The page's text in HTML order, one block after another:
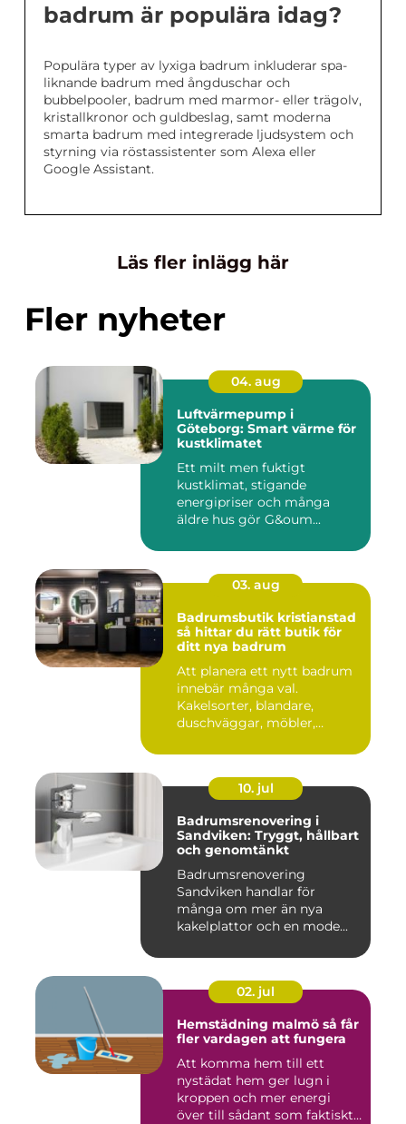
badrum är populära idag?
Populära typer av lyxiga badrum inkluderar spa-
liknande badrum med ångduschar och
bubbelpooler, badrum med marmor- eller trägolv,
kristallkronor och guldbeslag, samt moderna
smarta badrum med integrerade ljudsystem och
styrning via röstassistenter som Alexa eller
Google Assistant.
Läs fler inlägg här
Fler nyheter
04. aug
Luftvärmepump i
Göteborg: Smart värme för
kustklimatet
Ett milt men fuktigt
kustklimat, stigande
energipriser och många
äldre hus gör G&oum...
03. aug
Badrumsbutik kristianstad
så hittar du rätt butik för
ditt nya badrum
Att planera ett nytt badrum
innebär många val.
Kakelsorter, blandare,
duschväggar, möbler,
10. jul
Badrumsrenovering i
Sandviken: Tryggt, hållbart
och genomtänkt
Badrumsrenovering
Sandviken handlar för
många om mer än nya
kakelplattor och en mode...
02. jul
Hemstädning malmö så får
fler vardagen att fungera
Att komma hem till ett
nystädat hem ger lugn i
kroppen och mer energi
över till sådant som faktiskt